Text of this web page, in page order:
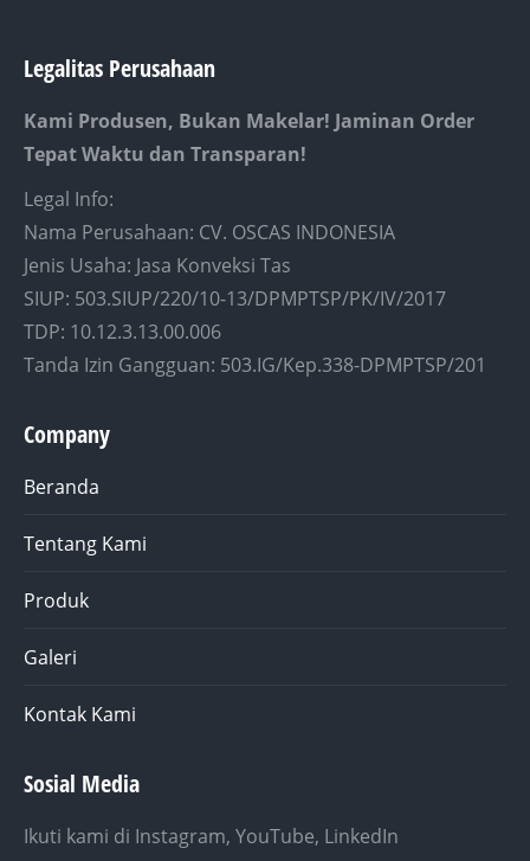
Legalitas Perusahaan
Kami Produsen, Bukan Makelar! Jaminan Order
Tepat Waktu dan Transparan!
Legal Info:
Nama Perusahaan: CV. OSCAS INDONESIA
Jenis Usaha: Jasa Konveksi Tas
SIUP: 503.SIUP/220/10-13/DPMPTSP/PK/IV/2017
TDP: 10.12.3.13.00.006
Tanda Izin Gangguan: 503.IG/Kep.338-DPMPTSP/201
Company
Beranda
Tentang Kami
Produk
Galeri
Kontak Kami
Sosial Media
Ikuti kami di Instagram, YouTube, LinkedIn